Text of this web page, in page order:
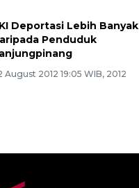
Deportasi Lebih Banyak
Penduduk
August 2012 19:05 WIB, 2012